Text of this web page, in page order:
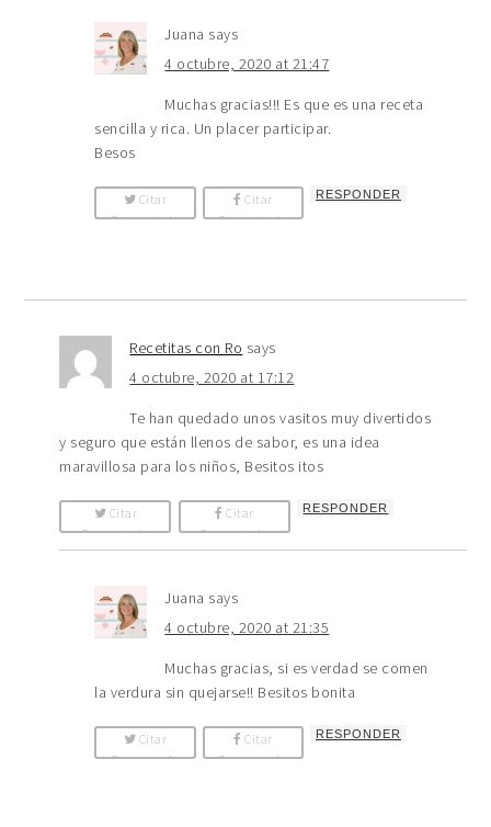
Juana says
4 octubre, 2020 at 21:47
Muchas gracias!!! Es que es una receta
sencilla y rica. Un placer participar.
Besos
Citar
Comentario
Citar
Comentario
RESPONDER
Recetitas con Ro says
4 octubre, 2020 at 17:12
Te han quedado unos vasitos muy divertidos
y seguro que están llenos de sabor, es una idea
maravillosa para los niños, Besitos itos
Citar
Comentario
Citar
Comentario
RESPONDER
Juana says
4 octubre, 2020 at 21:35
Muchas gracias, si es verdad se comen
la verdura sin quejarse!! Besitos bonita
Citar
Comentario
Citar
Comentario
RESPONDER